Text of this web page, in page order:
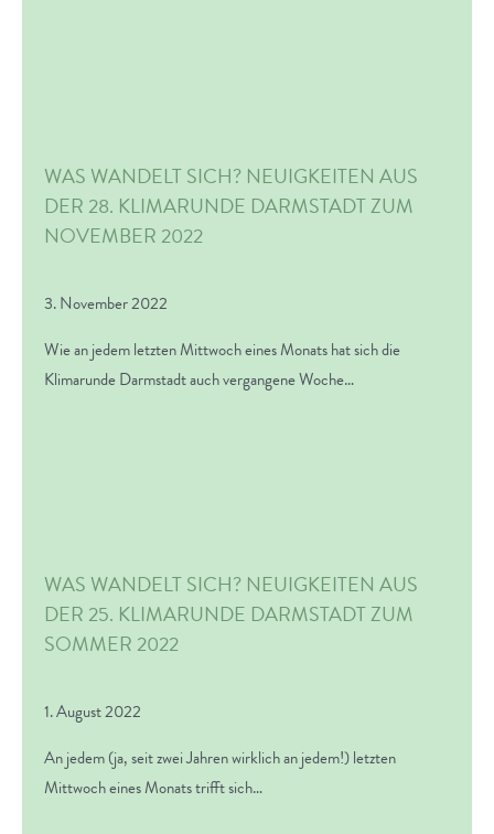
WAS WANDELT SICH? NEUIGKEITEN AUS
DER 28. KLIMARUNDE DARMSTADT ZUM
NOVEMBER 2022
3. November 2022
Wie an jedem letzten Mittwoch eines Monats hat sich die
Klimarunde Darmstadt auch vergangene Woche…
WAS WANDELT SICH? NEUIGKEITEN AUS
DER 25. KLIMARUNDE DARMSTADT ZUM
SOMMER 2022
1. August 2022
An jedem (ja, seit zwei Jahren wirklich an jedem!) letzten
Mittwoch eines Monats trifft sich…